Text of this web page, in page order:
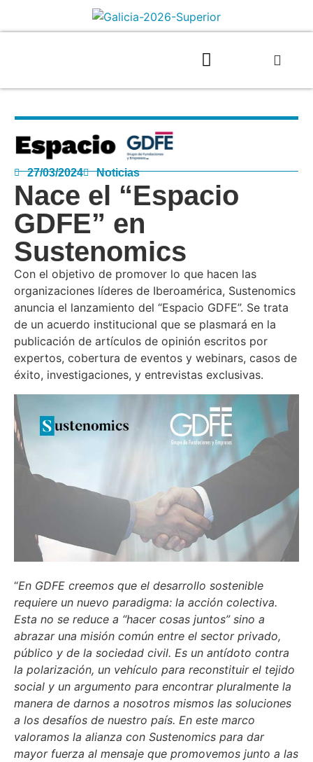
27/03/2024 Noticias
Nace el “Espacio
GDFE” en
Sustenomics
Con el objetivo de promover lo que hacen las
organizaciones líderes de Iberoamérica, Sustenomics
anuncia el lanzamiento del “Espacio GDFE”. Se trata
de un acuerdo institucional que se plasmará en la
publicación de artículos de opinión escritos por
expertos, cobertura de eventos y webinars, casos de
éxito, investigaciones, y entrevistas exclusivas.
“En GDFE creemos que el desarrollo sostenible
requiere un nuevo paradigma: la acción colectiva.
Esta no se reduce a “hacer cosas juntos” sino a
abrazar una misión común entre el sector privado,
público y de la sociedad civil. Es un antídoto contra
la polarización, un vehículo para reconstituir el tejido
social y un argumento para encontrar pluralmente la
manera de darnos a nosotros mismos las soluciones
a los desafíos de nuestro país. En este marco
valoramos la alianza con Sustenomics para dar
mayor fuerza al mensaje que promovemos junto a las